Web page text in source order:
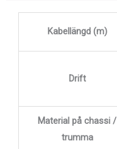
Kabellängd (m)
Drift
Material på chassi /
trumma